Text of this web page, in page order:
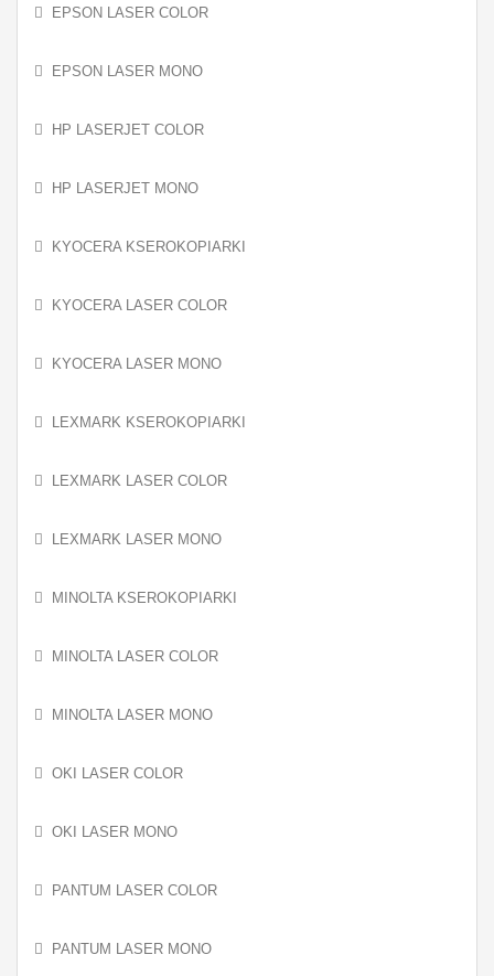
EPSON LASER COLOR
EPSON LASER MONO
HP LASERJET COLOR
HP LASERJET MONO
KYOCERA KSEROKOPIARKI
KYOCERA LASER COLOR
KYOCERA LASER MONO
LEXMARK KSEROKOPIARKI
LEXMARK LASER COLOR
LEXMARK LASER MONO
MINOLTA KSEROKOPIARKI
MINOLTA LASER COLOR
MINOLTA LASER MONO
OKI LASER COLOR
OKI LASER MONO
PANTUM LASER COLOR
PANTUM LASER MONO